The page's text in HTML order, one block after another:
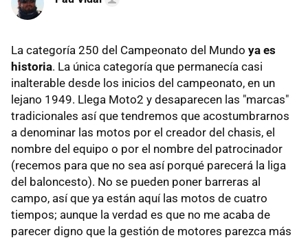
La categoría 250 del Campeonato del Mundo ya es
historia. La única categoría que permanecía casi
inalterable desde los inicios del campeonato, en un
lejano 1949. Llega Moto2 y desaparecen las "marcas"
tradicionales así que tendremos que acostumbrarnos
a denominar las motos por el creador del chasis, el
nombre del equipo o por el nombre del patrocinador
(recemos para que no sea así porqué parecerá la liga
del baloncesto). No se pueden poner barreras al
campo, así que ya están aquí las motos de cuatro
tiempos; aunque la verdad es que no me acaba de
parecer digno que la gestión de motores parezca más